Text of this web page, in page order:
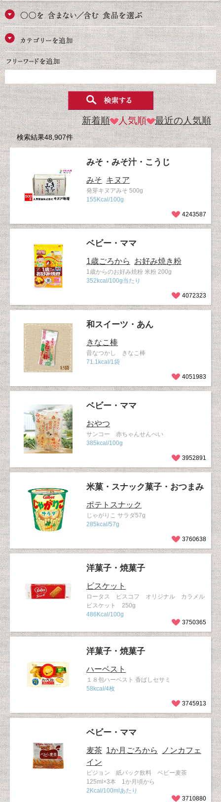
新着順 人気順 最近の人気順
検索結果48,907件
みそ・みそ汁・こうじ
みそ キヌア
発芽キヌアみそ 500g
155Kcal/100g
4243587
ベビー・ママ
1歳ごろから お好み焼き粉
1歳からのお好み焼粉 米粉 200g
352kcal/100g当たり
4072323
和スイーツ・あん
きなこ棒
昔なつかし きなこ棒
71.1kcal/1袋
4051983
ベビー・ママ
おやつ
サンコー 赤ちゃんせんべい
385kcal/100g
3952891
米菓・スナック菓子・おつまみ
ポテトスナック
じゃがりこ サラダ57g
285kcal/57g
3760638
洋菓子・焼菓子
ビスケット
ロータス ビスコフ オリジナル カラメル
ビスケット 250g
486Kcal/100g
3750365
洋菓子・焼菓子
ハーベスト
１８包ハーベスト 香ばしセサミ
58kcal/4枚
3745913
ベビー・ママ
麦茶 1か月ごろから
ノンカフェ
イン
ピジョン 紙パック飲料 ベビー麦茶
125ml×3本 1か月頃から
2Kcal/100mlあたり
3710880